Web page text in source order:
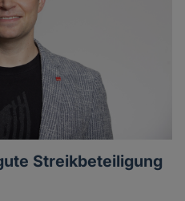
Streikbeteiligung